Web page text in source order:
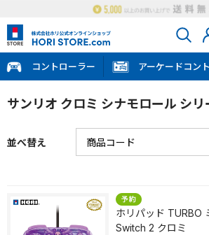
コントローラー アーケードコン
サンリオ クロミ シナモロール シリ
並べ替え
ホリパッド TURBO
Switch 2 クロミ